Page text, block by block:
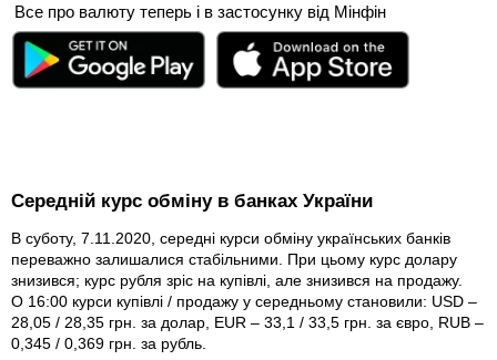
Все про валюту теперь і в застосунку від Мінфін
Середній курс обміну в банках України
В суботу, 7.11.2020, середні курси обміну українських банків
переважно залишалися стабільними. При цьому курс долару
знизився; курс рубля зріс на купівлі, але знизився на продажу.
О 16:00 курси купівлі / продажу у середньому становили: USD –
28,05 / 28,35 грн. за долар, EUR – 33,1 / 33,5 грн. за євро, RUB –
0,345 / 0,369 грн. за рубль.